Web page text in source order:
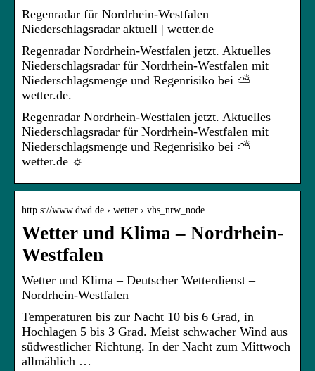
Regenradar für Nordrhein-Westfalen –
Niederschlagsradar aktuell | wetter.de
Regenradar Nordrhein-Westfalen jetzt. Aktuelles
Niederschlagsradar für Nordrhein-Westfalen mit
Niederschlagsmenge und Regenrisiko bei ⛅
wetter.de.
Regenradar Nordrhein-Westfalen jetzt. Aktuelles
Niederschlagsradar für Nordrhein-Westfalen mit
Niederschlagsmenge und Regenrisiko bei ⛅
wetter.de ☼
http s://www.dwd.de › wetter › vhs_nrw_node
Wetter und Klima – Nordrhein-
Westfalen
Wetter und Klima – Deutscher Wetterdienst –
Nordrhein-Westfalen
Temperaturen bis zur Nacht 10 bis 6 Grad, in
Hochlagen 5 bis 3 Grad. Meist schwacher Wind aus
südwestlicher Richtung. In der Nacht zum Mittwoch
allmählich …